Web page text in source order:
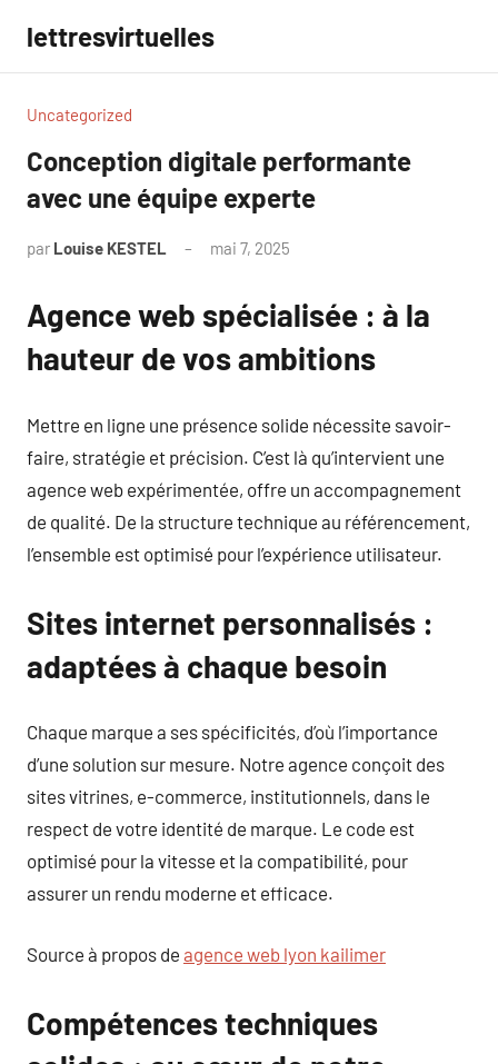
contenu
lettresvirtuelles
Uncategorized
Conception digitale performante
avec une équipe experte
par Louise KESTEL mai 7, 2025
Agence web spécialisée : à la
hauteur de vos ambitions
Mettre en ligne une présence solide nécessite savoir-
faire, stratégie et précision. C’est là qu’intervient une
agence web expérimentée, offre un accompagnement
de qualité. De la structure technique au référencement,
l’ensemble est optimisé pour l’expérience utilisateur.
Sites internet personnalisés :
adaptées à chaque besoin
Chaque marque a ses spécificités, d’où l’importance
d’une solution sur mesure. Notre agence conçoit des
sites vitrines, e-commerce, institutionnels, dans le
respect de votre identité de marque. Le code est
optimisé pour la vitesse et la compatibilité, pour
assurer un rendu moderne et efficace.
Source à propos de agence web lyon kailimer
Compétences techniques